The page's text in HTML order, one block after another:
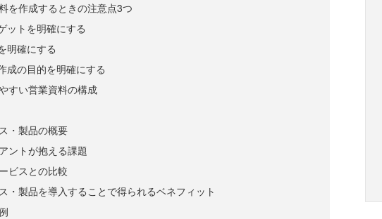
を作成するときの注意点3つ
ットを明確にする
明確にする
成の目的を明確にする
すい営業資料の構成
・製品の概要
ントが抱える課題
ビスとの比較
・製品を導入することで得られるベネフィット